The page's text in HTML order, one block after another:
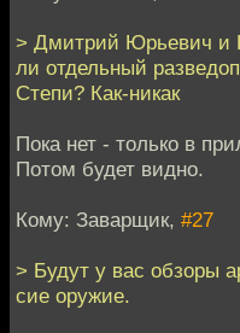
> Дмитрий Юрьевич и
ли отдельный
Степи? Как-никак
Пока нет - только в
Потом будет видно.
Кому: Заварщик, #27
> Будут у вас обзоры
сие оружие.